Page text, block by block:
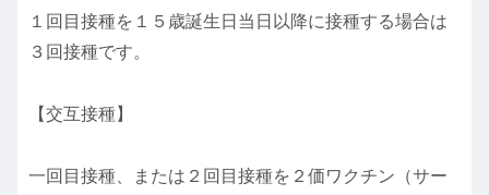
１回目接種を１５歳誕生日当日以降に接種する場合は
３回接種です。
【交互接種】
一回目接種、または２回目接種を２価ワクチン（サー